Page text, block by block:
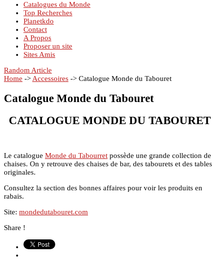
Catalogues du Monde
Top Recherches
Planetkdo
Contact
A Propos
Proposer un site
Sites Amis
Random Article
Home ->Accessoires -> Catalogue Monde du Tabouret
Catalogue Monde du Tabouret
CATALOGUE MONDE DU TABOURET
Le catalogue Monde du Tabourret possède une grande collection de
chaises. On y retrouve des chaises de bar, des tabourets et des tables
originales.
Consultez la section des bonnes affaires pour voir les produits en
rabais.
Site: mondedutabouret.com
Share !